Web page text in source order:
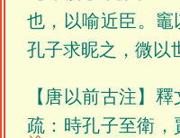
也，以喻近臣。
孔子求昵之，微以
【唐以前古注】
疏 ：時孔子至衛